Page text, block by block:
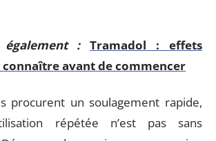
:
Tramadol : effets
connaître avant de commencer
procurent un soulagement rapide,
répétée n’est pas sans